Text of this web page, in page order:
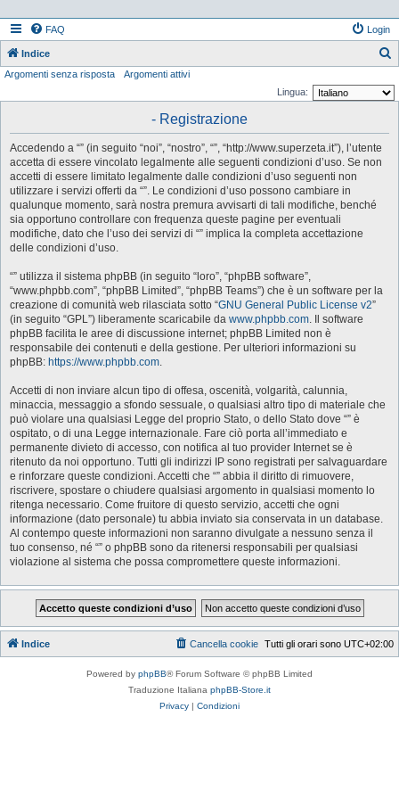
FAQ Login
Indice
Argomenti senza risposta
Argomenti attivi
Lingua:
- Registrazione
Accedendo a “” (in seguito “noi”, “nostro”, “”, “http://www.superzeta.it”), l’utente
accetta di essere vincolato legalmente alle seguenti condizioni d’uso. Se non
accetti di essere limitato legalmente dalle condizioni d’uso seguenti non
utilizzare i servizi offerti da “”. Le condizioni d’uso possono cambiare in
qualunque momento, sarà nostra premura avvisarti di tali modifiche, benché
sia opportuno controllare con frequenza queste pagine per eventuali
modifiche, dato che l’uso dei servizi di “” implica la completa accettazione
delle condizioni d’uso.
“” utilizza il sistema phpBB (in seguito “loro”, “phpBB software”,
“www.phpbb.com”, “phpBB Limited”, “phpBB Teams”) che è un software per la
creazione di comunità web rilasciata sotto “GNU General Public License v2”
(in seguito “GPL”) liberamente scaricabile da www.phpbb.com. Il software
phpBB facilita le aree di discussione internet; phpBB Limited non è
responsabile dei contenuti e della gestione. Per ulteriori informazioni su
phpBB: https://www.phpbb.com.
Accetti di non inviare alcun tipo di offesa, oscenità, volgarità, calunnia,
minaccia, messaggio a sfondo sessuale, o qualsiasi altro tipo di materiale che
può violare una qualsiasi Legge del proprio Stato, o dello Stato dove “” è
ospitato, o di una Legge internazionale. Fare ciò porta all’immediato e
permanente divieto di accesso, con notifica al tuo provider Internet se è
ritenuto da noi opportuno. Tutti gli indirizzi IP sono registrati per salvaguardare
e rinforzare queste condizioni. Accetti che “” abbia il diritto di rimuovere,
riscrivere, spostare o chiudere qualsiasi argomento in qualsiasi momento lo
ritenga necessario. Come fruitore di questo servizio, accetti che ogni
informazione (dato personale) tu abbia inviato sia conservata in un database.
Al contempo queste informazioni non saranno divulgate a nessuno senza il
tuo consenso, né “” o phpBB sono da ritenersi responsabili per qualsiasi
violazione al sistema che possa compromettere queste informazioni.
Indice Tutti gli orari sono UTC+02:00
Cancella cookie
Powered by phpBB® Forum Software © phpBB Limited
Traduzione Italiana phpBB-Store.it
Privacy | Condizioni